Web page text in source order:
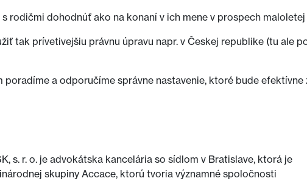
rodičmi dohodnúť ako na konaní v ich mene v prospech
tak prívetivejšiu právnu úpravu napr. v Českej republike (tu ale
a odporučíme správne nastavenie, ktoré bude
s. r. o. je advokátska kancelária so sídlom v Bratislave, ktorá je
skupiny Accace, ktorú tvoria významné spoločnosti